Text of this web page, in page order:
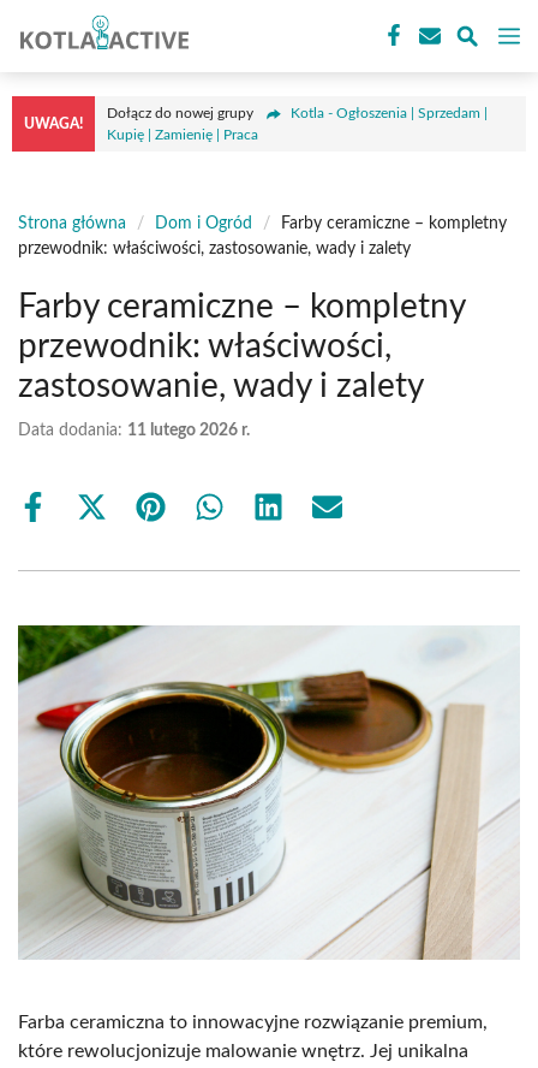
treści
UWAGA!
Dołącz do nowej grupy
Kotla - Ogłoszenia | Sprzedam |
Kupię | Zamienię | Praca
Strona główna / Dom i Ogród /
Farby ceramiczne – kompletny
przewodnik: właściwości, zastosowanie, wady i zalety
Farby ceramiczne – kompletny
przewodnik: właściwości,
zastosowanie, wady i zalety
Data dodania: 11 lutego 2026 r.
Share
Share
(Twitter)
Share Share Share Share
Farba ceramiczna to innowacyjne rozwiązanie premium,
które rewolucjonizuje malowanie wnętrz. Jej unikalna